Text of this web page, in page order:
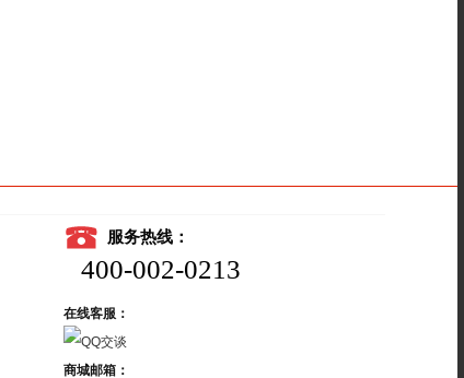
服务热线：
400-002-0213
在线客服：
商城邮箱：